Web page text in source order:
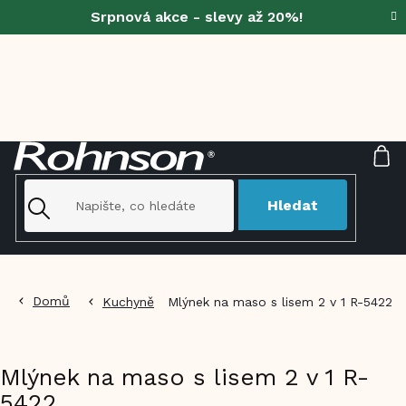
Srpnová akce - slevy až 20%!
Hledat
Domů Kuchyně Mlýnek na maso s lisem 2 v 1 R-5422
Mlýnek na maso s lisem 2 v 1 R-